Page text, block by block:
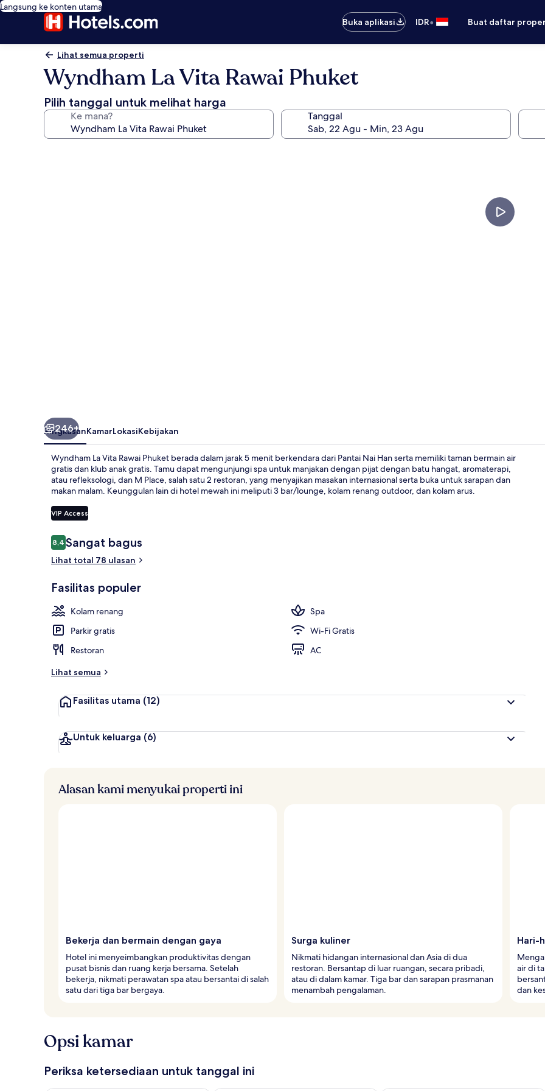
Langsung ke konten utama
Buka aplikasi
IDR• Buat daftar
Lihat semua properti
Wyndham La Vita Rawai Phuket
Pilih tanggal untuk melihat harga
Ke mana? Tanggal
2 restoran;
246+
RingkasanKamarLokasiKebijakan
Wyndham La Vita Rawai Phuket berada dalam jarak 5 menit berkendara dari Pantai Nai Han serta memiliki taman bermain air
gratis dan klub anak gratis. Tamu dapat mengunjungi spa untuk manjakan dengan pijat dengan batu hangat, aromaterapi,
atau refleksologi, dan M Place, salah satu 2 restoran, yang menyajikan masakan internasional serta buka untuk sarapan dan
makan malam. Keunggulan lain di hotel mewah ini meliputi 3 bar/lounge, kolam renang outdoor, dan kolam arus.
VIP Access
Ulasan
8,48,4 dari 10
Sangat bagus
Lihat total 78 ulasan
Fasilitas populer
Kolam renang
Spa
Parkir gratis
Wi-Fi Gratis
Restoran
AC
Lihat semua
Fasilitas utama (12)
Untuk keluarga (6)
Alasan kami menyukai properti ini
Bekerja dan bermain dengan gaya
Hotel ini menyeimbangkan produktivitas dengan
pusat bisnis dan ruang kerja bersama. Setelah
bekerja, nikmati perawatan spa atau bersantai di salah
satu dari tiga bar bergaya.
Surga kuliner
Nikmati hidangan internasional dan Asia di dua
restoran. Bersantap di luar ruangan, secara pribadi,
atau di dalam kamar. Tiga bar dan sarapan prasmanan
menambah pengalaman.
Hari-
air di
dan
Opsi kamar
Periksa ketersediaan untuk tanggal ini